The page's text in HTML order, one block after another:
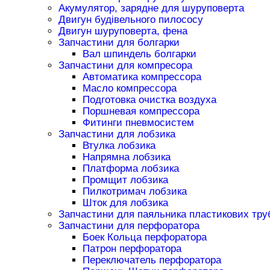
Акумулятор, зарядне для шуруповерта
Двигун будівельного пилососу
Двигун шуруповерта, фена
Запчастини для болгарки
Вал шпиндель болгарки
Запчастини для компресора
Автоматика компрессора
Масло компрессора
Подготовка очистка воздуха
Поршневая компрессора
Фитинги пневмосистем
Запчастини для лобзика
Втулка лобзика
Напрямна лобзика
Платформа лобзика
Промщит лобзика
Пилкотримач лобзика
Шток для лобзика
Запчастини для паяльника пластикових
Запчастини для перфоратора
Боек Кольца перфоратора
Патрон перфоратора
Переключатель перфоратора